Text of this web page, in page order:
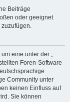
Beiträge
oder geeignet
eine unter der „
Foren-Software
Community unter
keinen Einfluss auf
Sie können